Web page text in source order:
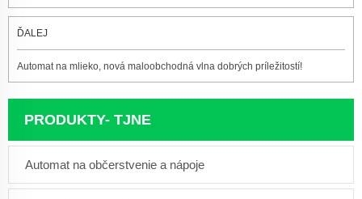
ĎALEJ
Automat na mlieko, nová maloobchodná vlna dobrých príležitostí!
PRODUKTY- TJNE
Automat na občerstvenie a nápoje